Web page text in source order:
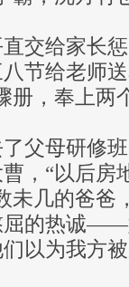
交给家长
节给老师
册，奉上两
父母研修
，“以后房
未几的爸爸
屈的热诚
们以为我方